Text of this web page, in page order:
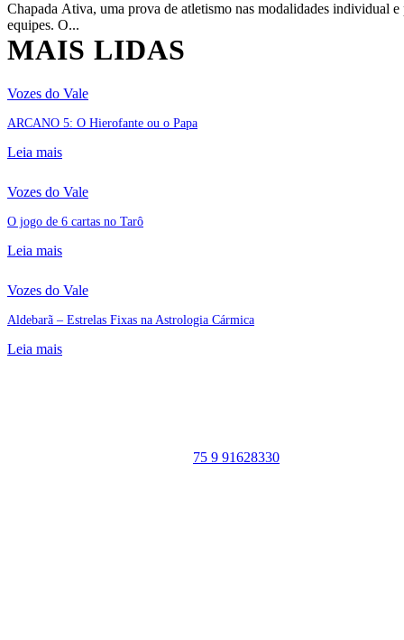
Chapada Ativa, uma prova de atletismo nas modalidades individual e
equipes. O...
MAIS LIDAS
Vozes do Vale
ARCANO 5: O Hierofante ou o Papa
Leia mais
Vozes do Vale
O jogo de 6 cartas no Tarô
Leia mais
Vozes do Vale
Aldebarã – Estrelas Fixas na Astrologia Cármica
Leia mais
75 9 91628330